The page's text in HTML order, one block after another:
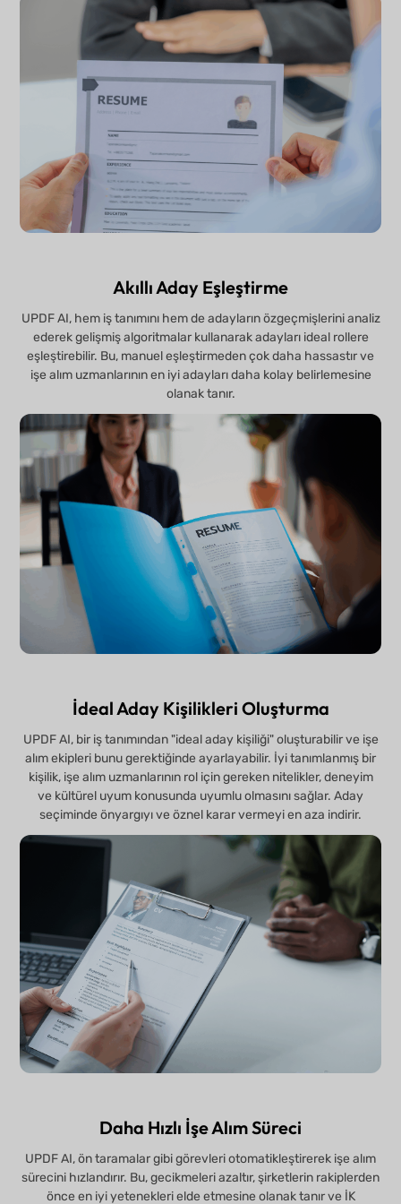
Akıllı Aday Eşleştirme
UPDF AI, hem iş tanımını hem de adayların özgeçmişlerini analiz
ederek gelişmiş algoritmalar kullanarak adayları ideal rollere
eşleştirebilir. Bu, manuel eşleştirmeden çok daha hassastır ve
işe alım uzmanlarının en iyi adayları daha kolay belirlemesine
olanak tanır.
İdeal Aday Kişilikleri Oluşturma
UPDF AI, bir iş tanımından "ideal aday kişiliği" oluşturabilir ve işe
alım ekipleri bunu gerektiğinde ayarlayabilir. İyi tanımlanmış bir
kişilik, işe alım uzmanlarının rol için gereken nitelikler, deneyim
ve kültürel uyum konusunda uyumlu olmasını sağlar. Aday
seçiminde önyargıyı ve öznel karar vermeyi en aza indirir.
Daha Hızlı İşe Alım Süreci
UPDF AI, ön taramalar gibi görevleri otomatikleştirerek işe alım
sürecini hızlandırır. Bu, gecikmeleri azaltır, şirketlerin rakiplerden
önce en iyi yetenekleri elde etmesine olanak tanır ve İK